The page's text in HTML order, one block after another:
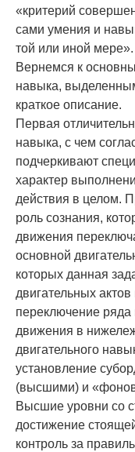
«критерий
сами умения и
той или иной мере».
Вернемся к
навыка,
краткое описание.
Первая
навыка, с чем
подчеркивают
характер
действия в целом.
роль созна­ния,
движе­ния
основной
которых данная
двигательных
переключение ряда
движения в
двигательного
установление
(высшими) и
Высшие уровни со
достижение
контроль за